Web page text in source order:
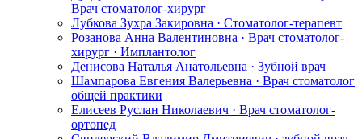
Врач стоматолог-хирург
Лубкова Зухра Закировна · Стоматолог-терапевт
Розанова Анна Валентиновна · Врач стоматолог-
хирург · Имплантолог
Денисова Наталья Анатольевна · Зубной врач
Шампарова Евгения Валерьевна · Врач стоматолог
общей практики
Елисеев Руслан Николаевич · Врач стоматолог-
ортопед